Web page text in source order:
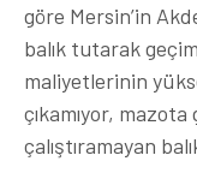
göre Mersin’in
balık tutarak
maliyetlerinin
çıkamıyor,
çalıştıramayan